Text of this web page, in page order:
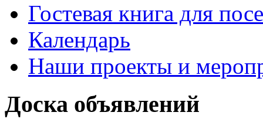
Гостевая книга для
Календарь
Наши проекты и
Доска объявлений